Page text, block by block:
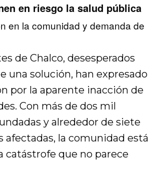
en riesgo la salud pública
en la comunidad y demanda de
de Chalco, desesperados
una solución, han expresado
por la aparente inacción de
Con más de dos mil
y alrededor de siete
afectadas, la comunidad está
catástrofe que no parece